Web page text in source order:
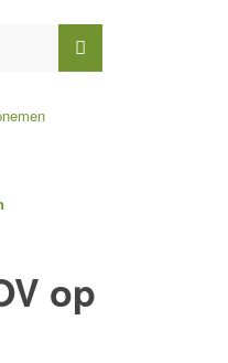
op